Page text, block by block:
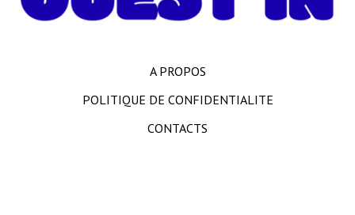
A PROPOS
POLITIQUE DE CONFIDENTIALITE
CONTACTS